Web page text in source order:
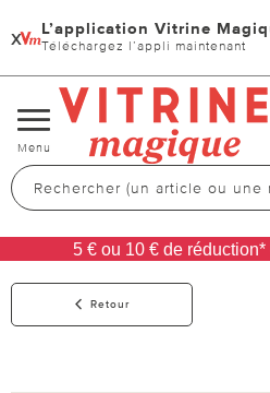
x L’application Vitrine
Téléchargez l’appli maintenant
Changer
de
navigation
Menu
5 € ou 10 € de
Retour